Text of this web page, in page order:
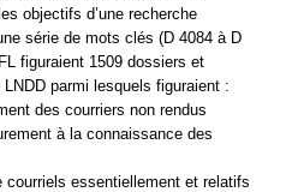
objectifs d’une recherche
série de mots clés (D 4084 à D
figuraient 1509 dossiers et
parmi lesquels figuraient :
des courriers non rendus
à la connaissance des
essentiellement et relatifs